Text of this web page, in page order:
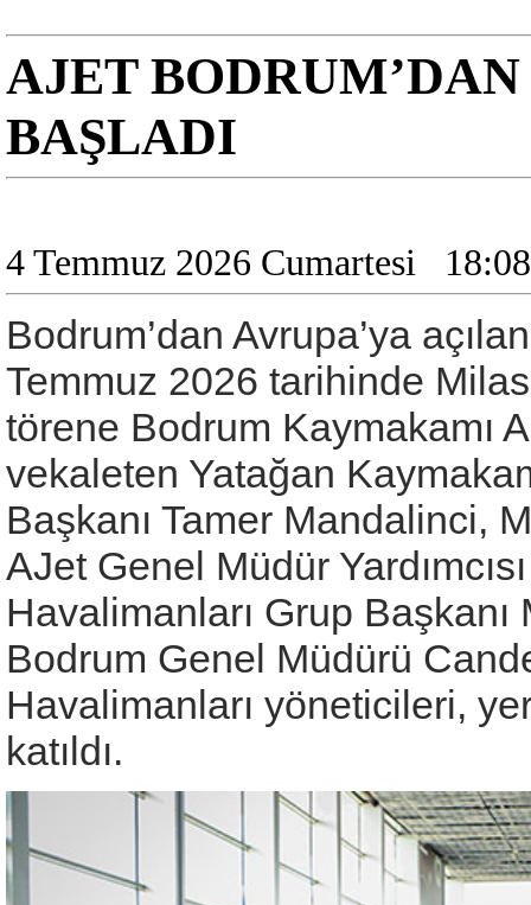
AJET
BAŞLADI
4 Temmuz 2026 Cumartesi 18:08
Bodrum’dan Avrupa’ya
Temmuz 2026 tarihinde
törene Bodrum Kaymakamı
vekaleten Yatağan
Başkanı Tamer Mandalinci,
AJet Genel Müdür
Havalimanları Grup
Bodrum Genel Müdürü
Havalimanları yöneticileri,
katıldı.